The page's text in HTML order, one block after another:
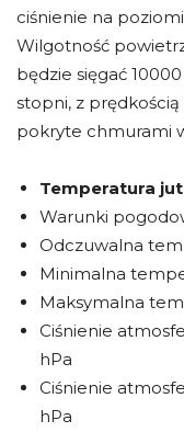
ciśnienie na
Wilgotność
będzie sięgać
stopni, z
pokryte chmurami
Temperatura
Warunki
Odczuwalna
Minimalna
Maksymalna
Ciśnienie
hPa
Ciśnienie
hPa